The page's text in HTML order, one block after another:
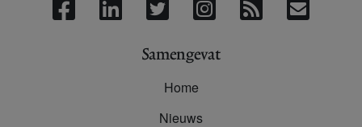
Samengevat
Home
Nieuws